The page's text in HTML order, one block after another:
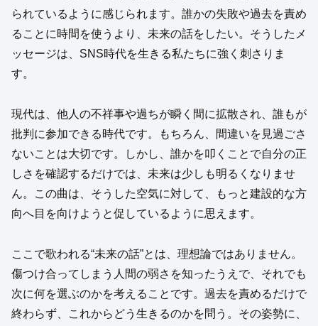
られているように感じられます。誰かの失敗や過去を責め
ることに時間を使うより、未来の話をしたい。そうしたメ
ッセージは、SNS時代を生きる私たちに強く刺さりま
す。
現代は、他人の不祥事や過ちが瞬く間に拡散され、誰もが
批判に参加できる時代です。もちろん、間違いを見過ごさ
ないことは大切です。しかし、誰かを叩くことで自分の正
しさを確認するだけでは、未来は少しも明るくなりませ
ん。この曲は、そうした空気に対して、もっと建設的な方
向へ目を向けようと促しているように思えます。
ここで歌われる“未来の話”とは、理想論ではありません。
傷つけ合ってしまう人間の弱さを知ったうえで、それでも
次に何を選ぶのかを考えることです。過去を責めるだけで
終わらず、これからどう生きるのかを問う。その姿勢に、